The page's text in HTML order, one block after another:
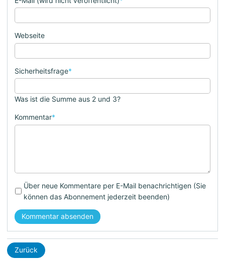
Webseite
Sicherheitsfrage*
Was ist die Summe aus 2 und 3?
Kommentar*
Über neue Kommentare per E-Mail benachrichtigen (Sie
können das Abonnement jederzeit beenden)
Kommentar absenden
Zurück